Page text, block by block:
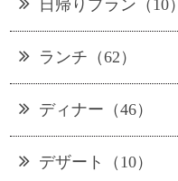
日帰りプラン（10）
ランチ（62）
ディナー（46）
デザート（10）